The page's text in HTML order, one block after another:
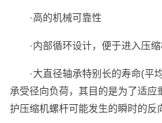
·高的机械可靠性
·内部循环设计，便于进入压
·大直径轴承特别长的寿命(平
承受径向负荷，其目的是为了适
护压缩机螺杆可能发生的瞬时的反